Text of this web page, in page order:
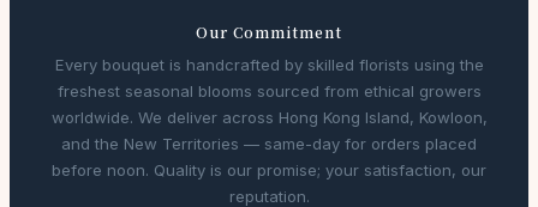
Our Commitment
Every bouquet is handcrafted by skilled florists using the
freshest seasonal blooms sourced from ethical growers
worldwide. We deliver across Hong Kong Island, Kowloon,
and the New Territories — same-day for orders placed
before noon. Quality is our promise; your satisfaction, our
reputation.